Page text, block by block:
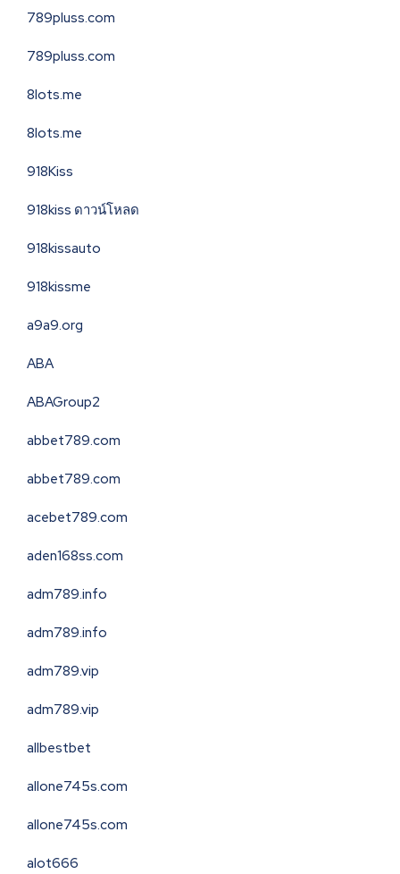
789pluss.com
789pluss.com
8lots.me
8lots.me
918Kiss
918kiss ดาวน์โหลด
918kissauto
918kissme
a9a9.org
ABA
ABAGroup2
abbet789.com
abbet789.com
acebet789.com
aden168ss.com
adm789.info
adm789.info
adm789.vip
adm789.vip
allbestbet
allone745s.com
allone745s.com
alot666